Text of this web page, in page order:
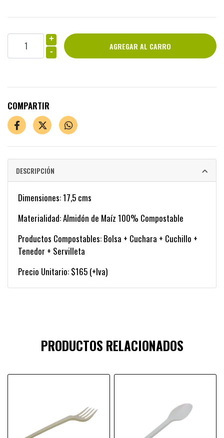
+
-
COMPARTIR
DESCRIPCIÓN
Dimensiones: 17,5 cms
Materialidad: Almidón de Maíz 100% Compostable
Productos Compostables: Bolsa + Cuchara + Cuchillo +
Tenedor + Servilleta
Precio Unitario: $165 (+Iva)
PRODUCTOS RELACIONADOS